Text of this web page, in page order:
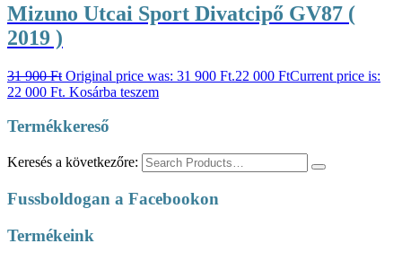
Mizuno Utcai Sport Divatcipő GV87 (
2019 )
31 900Ft Original price was: 31 900 Ft.22 000 FtCurrent price is:
22 000 Ft. Kosárba teszem
Termékkereső
Keresés a következőre:
Fussboldogan a Facebookon
Termékeink